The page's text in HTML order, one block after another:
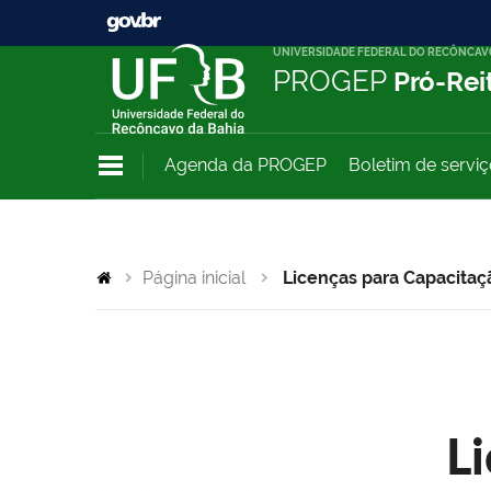
UNIVERSIDADE FEDERAL DO
PROGEP Pró-
Agenda da PROGEP Boletim de
Página inicial Licenças para